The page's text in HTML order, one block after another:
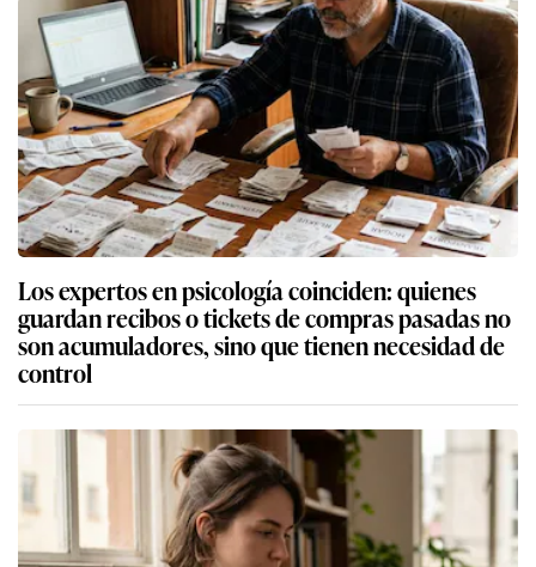
Los expertos en psicología coinciden: quienes
guardan recibos o tickets de compras pasadas no
son acumuladores, sino que tienen necesidad de
control